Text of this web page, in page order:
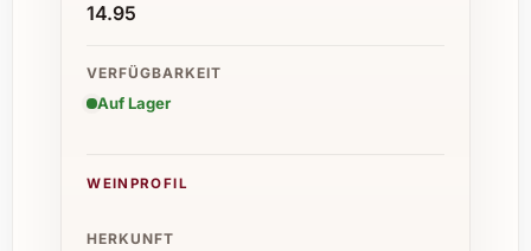
14.95
VERFÜGBARKEIT
Auf Lager
WEINPROFIL
HERKUNFT